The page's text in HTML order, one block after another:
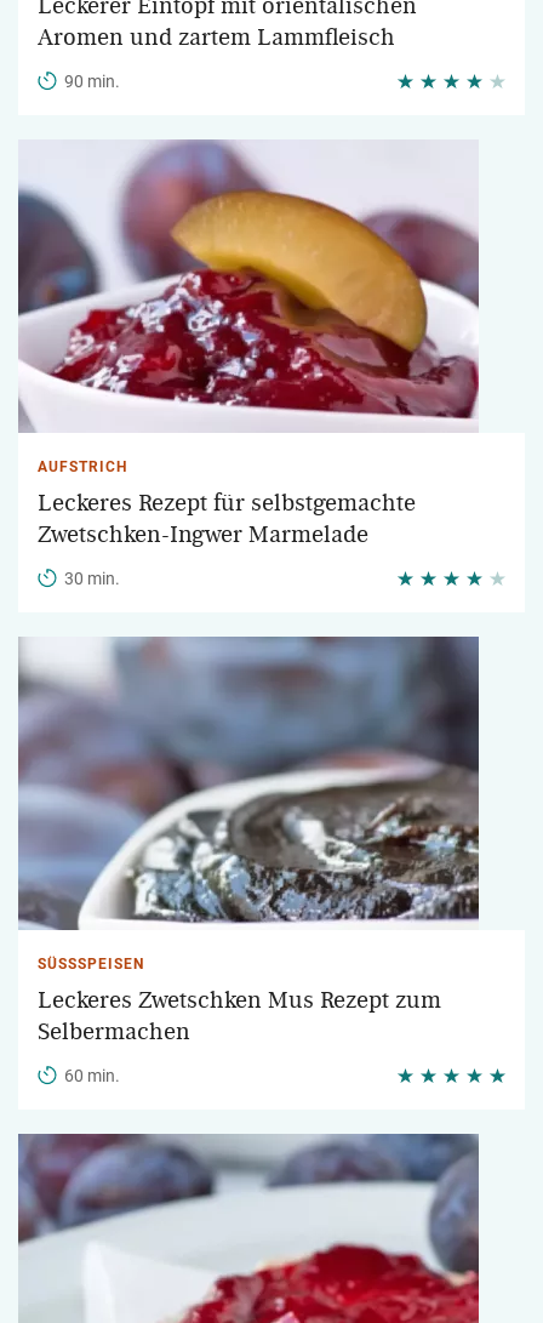
Leckerer Eintopf mit orientalischen
Aromen und zartem Lammfleisch
90 min.
AUFSTRICH
Leckeres Rezept für selbstgemachte
Zwetschken-Ingwer Marmelade
30 min.
SÜSSSPEISEN
Leckeres Zwetschken Mus Rezept zum
Selbermachen
60 min.